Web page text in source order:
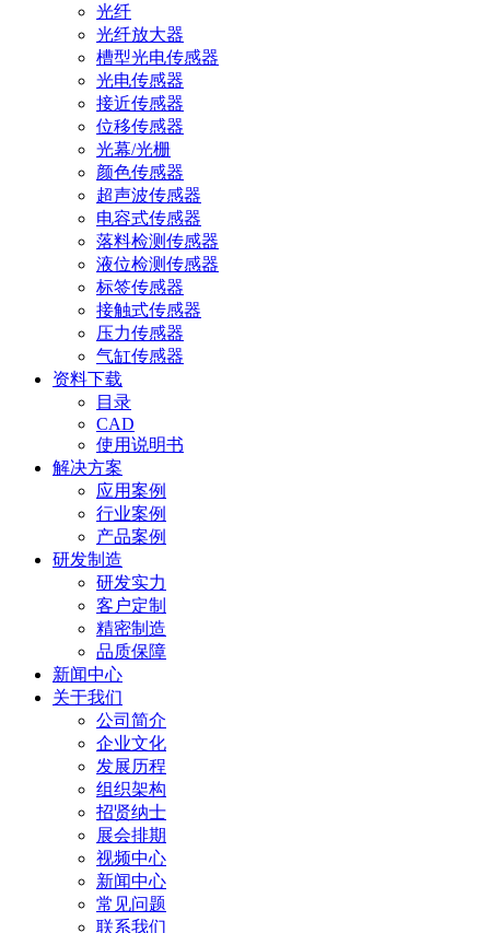
光纤
光纤放大器
槽型光电传感器
光电传感器
接近传感器
位移传感器
光幕/光栅
颜色传感器
超声波传感器
电容式传感器
落料检测传感器
液位检测传感器
标签传感器
接触式传感器
压力传感器
气缸传感器
资料下载
目录
CAD
使用说明书
解决方案
应用案例
行业案例
产品案例
研发制造
研发实力
客户定制
精密制造
品质保障
新闻中心
关于我们
公司简介
企业文化
发展历程
组织架构
招贤纳士
展会排期
视频中心
新闻中心
常见问题
联系我们